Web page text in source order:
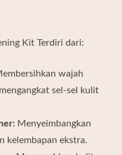
Kit Terdiri dari:
wajah
sel-sel kulit
Menyeimbangkan
kelembapan ekstra.